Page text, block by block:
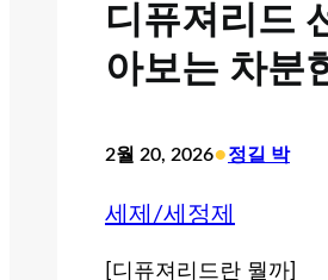
디퓨져리드
아보는 차분
2월 20, 2026•정길 박
세제/세정제
[디퓨져리드란 뭘까]